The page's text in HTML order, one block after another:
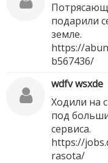
подарили
земле.
https://
b567436/
wdfv wsxde
Ходили на
под
сервиса.
https://
rasota/